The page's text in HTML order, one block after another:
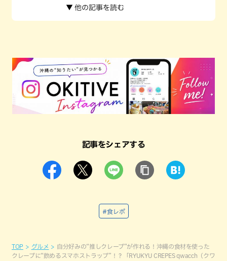
▼ 他の記事を読む
記事をシェアする
#食レポ
TOP グルメ
自分好みの“推しクレープ”が作れる！沖縄の食材を使った
クレープに“飲めるスマホストラップ”！？「RYUKYU CREPES qwacch（クワ